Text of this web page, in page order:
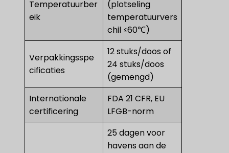
Temperatuurber
eik
(plotseling
temperatuurvers
chil ≤60℃)
Verpakkingsspe
cificaties
12 stuks/doos of
24 stuks/doos
(gemengd)
Internationale
certificering
FDA 21 CFR, EU
LFGB-norm
25 dagen voor
havens aan de